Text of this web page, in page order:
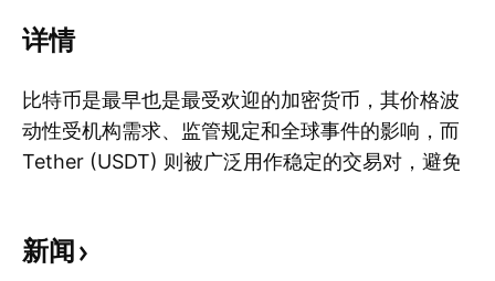
详情
比特币是最早也是最受欢迎的加密货币，其价格波
动性受机构需求、监管规定和全球事件的影响，而
Tether (USDT) 则被广泛用作稳定的交易对，避免
并影响着投资者的行为。
新闻